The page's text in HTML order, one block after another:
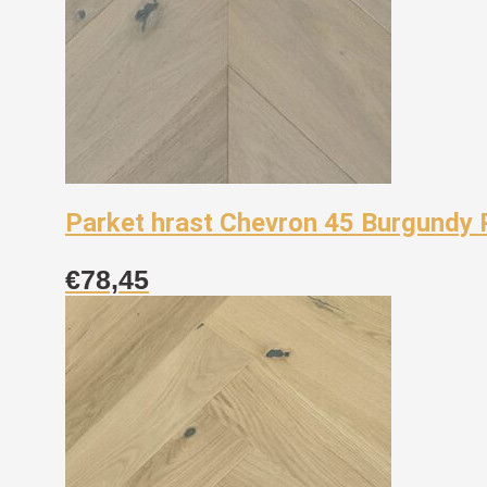
Parket hrast Chevron 45 Burgundy
€78,45